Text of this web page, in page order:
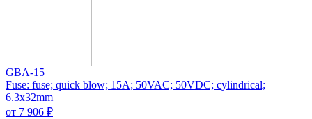
GBA-15
Fuse: fuse; quick blow; 15A; 50VAC; 50VDC; cylindrical;
6.3x32mm
от 7 906 ₽